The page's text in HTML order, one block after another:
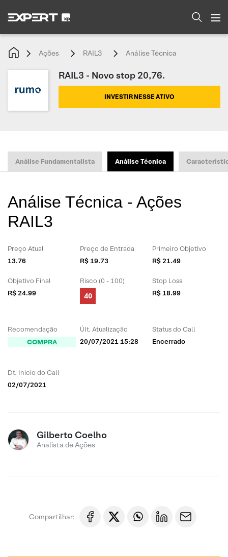
Ações RAIL3 Análise Técnica
RAIL3 - Novo stop 20,76.
INVESTIR NESSE ATIVO
Análise Fundamentalista Análise Técnica
Análise Técnica - Ações
RAIL3
Preço Atual
13.76
Preço de Entrada
R$ 19.73
Primeiro Objetivo
R$ 21.49
Objetivo Final
R$ 24.99
Risco (0 - 100)
40
Stop Loss
R$ 18.99
Recomendação
COMPRA
Últ. Atualização
20/07/2021 15:28
Status do Call
Encerrado
Dt. Início do Call
02/07/2021
Gilberto Coelho
Analista de Ações
Compartilhar: